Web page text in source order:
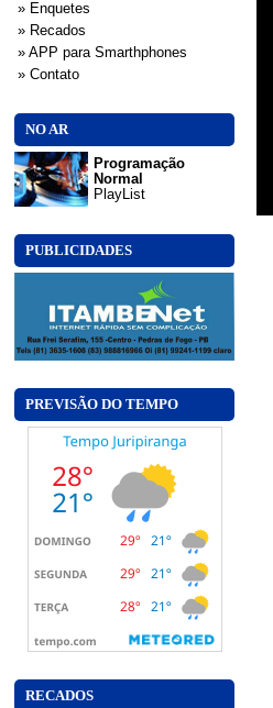
» Enquetes
» Recados
» APP para Smarthphones
» Contato
NO AR
Programação
Normal
PlayList
PUBLICIDADES
PREVISÃO DO TEMPO
RECADOS